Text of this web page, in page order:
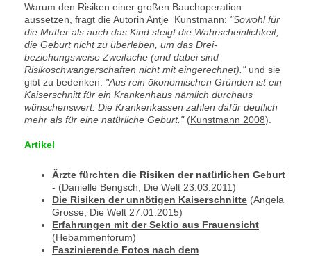
Warum den Risiken einer großen Bauchoperation
aussetzen, fragt die Autorin Antje Kunstmann: "Sowohl für
die Mutter als auch das Kind steigt die Wahrscheinlichkeit,
die Geburt nicht zu überleben, um das Drei-
beziehungsweise Zweifache (und dabei sind
Risikoschwangerschaften nicht mit eingerechnet)."und sie
gibt zu bedenken: "Aus rein ökonomischen Gründen ist ein
Kaiserschnitt für ein Krankenhaus nämlich durchaus
wünschenswert: Die Krankenkassen zahlen dafür deutlich
mehr als für eine natürliche Geburt."(Kunstmann 2008).
Artikel
Ärzte fürchten die Risiken der natürlichen Geburt
- (Danielle Bengsch, Die Welt 23.03.2011)
Die Risiken der unnötigen Kaiserschnitte (Angela
Grosse, Die Welt 27.01.2015)
Erfahrungen mit der Sektio aus Frauensicht
(Hebammenforum)
Faszinierende Fotos nach dem